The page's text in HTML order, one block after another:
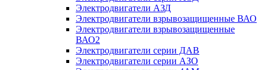
Электродвигатели АЗД
Электродвигатели взрывозащищенные ВАО
Электродвигатели взрывозащищенные
ВАО2
Электродвигатели серии ДАВ
Электродвигатели серии АЗО